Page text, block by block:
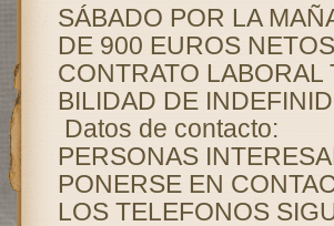
SÁBADO POR LA
DE 900 EUROS
CONTRATO
BILIDAD DE
Datos de contacto:
PERSONAS
PONERSE EN
LOS TELEFONOS